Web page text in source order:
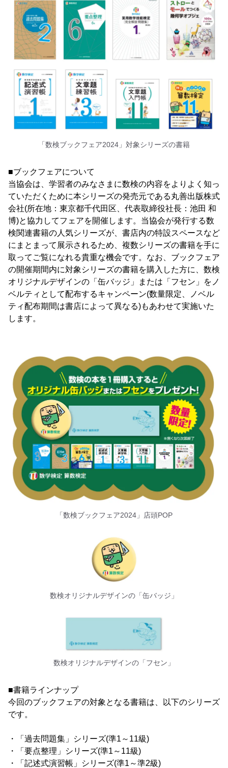
「数検ブックフェア2024」対象シリーズの書籍
■ブックフェアについて
当協会は、学習者のみなさまに数検の内容をよりよく知っ
ていただくために本シリーズの発売元である丸善出版株式
会社(所在地：東京都千代田区、代表取締役社長：池田 和
博)と協力してフェアを開催します。当協会が発行する数
検関連書籍の人気シリーズが、書店内の特設スペースなど
にまとまって展示されるため、複数シリーズの書籍を手に
取ってご覧になれる貴重な機会です。なお、ブックフェア
の開催期間内に対象シリーズの書籍を購入した方に、数検
オリジナルデザインの「缶バッジ」または「フセン」をノ
ベルティとして配布するキャンペーン(数量限定、ノベル
ティ配布期間は書店によって異なる)もあわせて実施いた
します。
「数検ブックフェア2024」店頭POP
数検オリジナルデザインの「缶バッジ」
数検オリジナルデザインの「フセン」
■書籍ラインナップ
今回のブックフェアの対象となる書籍は、以下のシリーズ
です。
・「過去問題集」シリーズ(準1～11級)
・「要点整理」シリーズ(準1～11級)
・「記述式演習帳」シリーズ(準1～準2級)